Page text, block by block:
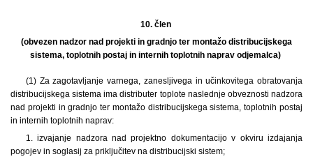
10. člen
(obvezen nadzor nad projekti in gradnjo ter montažo distribucijskega
sistema, toplotnih postaj in internih toplotnih naprav odjemalca)
(1) Za zagotavljanje varnega, zanesljivega in učinkovitega obratovanja
distribucijskega sistema ima distributer toplote naslednje obveznosti nadzora
nad projekti in gradnjo ter montažo distribucijskega sistema, toplotnih postaj
in internih toplotnih naprav:
1. izvajanje nadzora nad projektno dokumentacijo v okviru izdajanja
pogojev in soglasij za priključitev na distribucijski sistem;